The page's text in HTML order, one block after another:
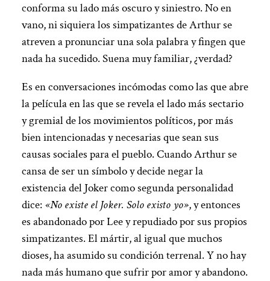
conforma su lado más oscuro y siniestro. No en
vano, ni siquiera los simpatizantes de Arthur se
atreven a pronunciar una sola palabra y fingen que
nada ha sucedido. Suena muy familiar, ¿verdad?
Es en conversaciones incómodas como las que abre
la película en las que se revela el lado más sectario
y gremial de los movimientos políticos, por más
bien intencionadas y necesarias que sean sus
causas sociales para el pueblo. Cuando Arthur se
cansa de ser un símbolo y decide negar la
existencia del Joker como segunda personalidad
dice: «No existe el Joker. Solo existo yo», y entonces
es abandonado por Lee y repudiado por sus propios
simpatizantes. El mártir, al igual que muchos
dioses, ha asumido su condición terrenal. Y no hay
nada más humano que sufrir por amor y abandono.